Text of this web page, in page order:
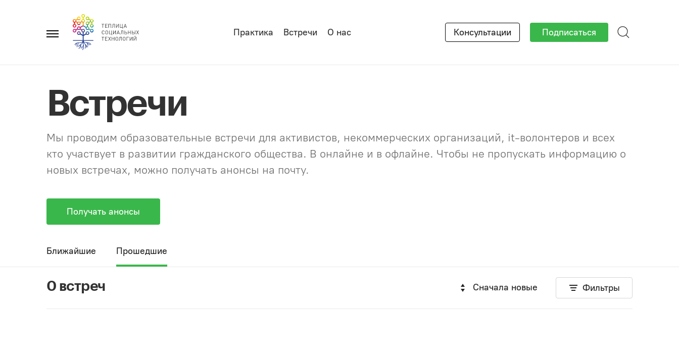
Главное
Практика Встречи О нас Консультации Подписаться
Встречи
Мы проводим образовательные встречи для активистов, некоммерческих организаций, it-волонтеров и всех
кто участвует в развитии гражданского общества. В онлайне и в офлайне. Чтобы не пропускать информацию о
новых встречах, можно получать анонсы на почту.
Получать анонсы
Ближайшие Прошедшие
0 встреч Сначала новые Фильтры